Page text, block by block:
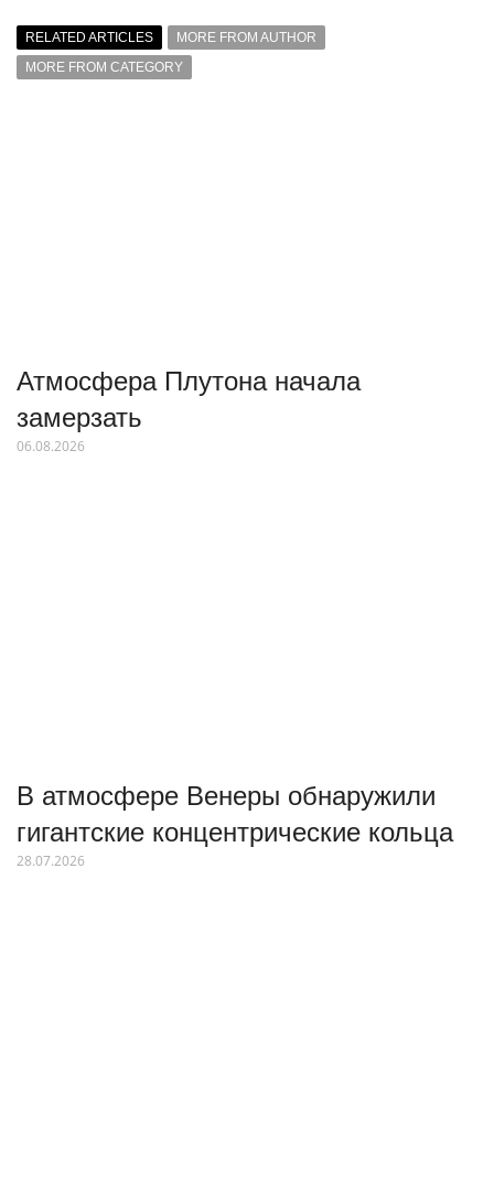
RELATED ARTICLES
MORE FROM AUTHOR
MORE FROM CATEGORY
Атмосфера Плутона начала
замерзать
06.08.2026
В атмосфере Венеры обнаружили
гигантские концентрические кольца
28.07.2026